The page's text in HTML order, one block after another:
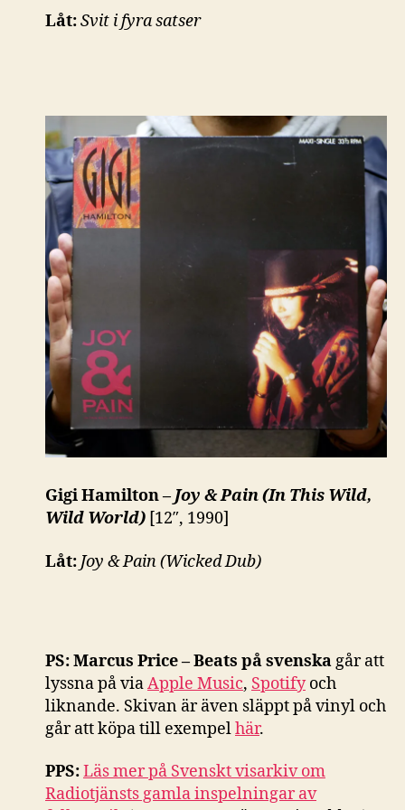
Låt:Svit i fyra satser
Gigi Hamilton – Joy & Pain (In This Wild,
Wild World) [12″, 1990]
Låt: Joy & Pain (Wicked Dub)
PS:Marcus Price – Beats på svenska går att
lyssna på viaApple Music, Spotifyoch
liknande. Skivan är även släppt på vinyl och
går att köpa till exempelhär.
PPS:Läs mer på Svenskt visarkiv om
Radiotjänsts gamla inspelningar av